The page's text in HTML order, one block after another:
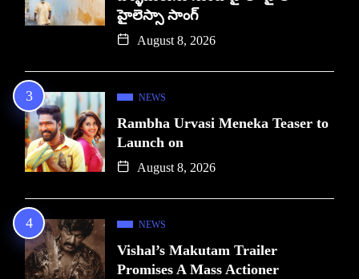
హైలెస్సా సాంగ్
August 8, 2026
NEWS
Rambha Urvasi Meneka Teaser to
Launch on
August 8, 2026
NEWS
Vishal’s Makutam Trailer
Promises A Mass Actioner